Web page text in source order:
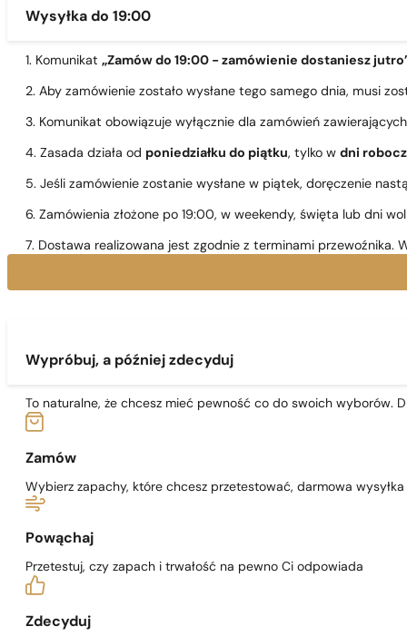
Wysyłka do 19:00
1. Komunikat „Zamów do 19:00 - zamówienie dostaniesz
2. Aby zamówienie zostało wysłane tego samego dnia, musi
3. Komunikat obowiązuje wyłącznie dla zamówień
4. Zasada działa od poniedziałku do piątku, tylko w dni
5. Jeśli zamówienie zostanie wysłane w piątek, doręczenie
6. Zamówienia złożone po 19:00, w weekendy, święta lub dni
7. Dostawa realizowana jest zgodnie z terminami przewoźnika.
Wypróbuj, a później zdecyduj
To naturalne, że chcesz mieć pewność co do swoich wyborów.
Zamów
Wybierz zapachy, które chcesz przetestować, darmowa wysyłka
Powąchaj
Przetestuj, czy zapach i trwałość na pewno Ci odpowiada
Zdecyduj